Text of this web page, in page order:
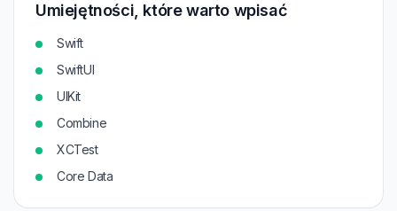
Umiejętności, które warto wpisać
Swift
SwiftUI
UIKit
Combine
XCTest
Core Data